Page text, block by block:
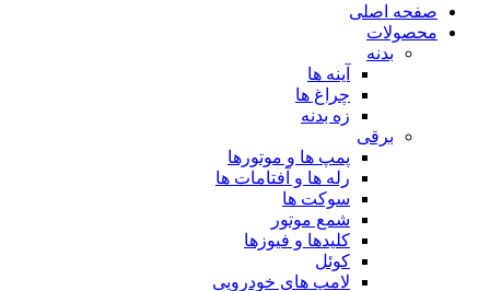
صفحه اصلی
محصولات
بدنه
آینه ها
چراغ ها
زه بدنه
برقی
پمپ ها و موتورها
رله ها و آفتامات ها
سوکت ها
شمع موتور
کلیدها و فیوزها
کوئل
لامپ های خودرویی